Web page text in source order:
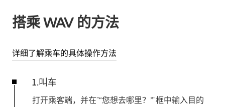
搭乘 WAV 的方法
详细了解乘车的具体操作方法
1.叫车
打开乘客端，并在"“您想去哪里？”"框中输入目的